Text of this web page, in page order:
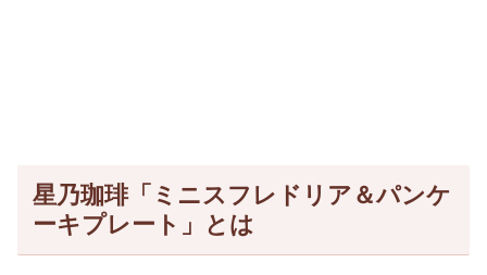
星乃珈琲「ミニスフレドリア＆パンケ
ーキプレート」とは